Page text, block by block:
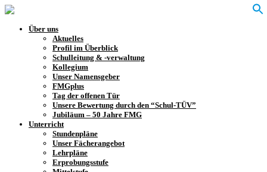
Über uns
Aktuelles
Profil im Überblick
Schulleitung & -verwaltung
Kollegium
Unser Namensgeber
FMGplus
Tag der offenen Tür
Unsere Bewertung durch den “Schul-TÜV”
Jubiläum – 50 Jahre FMG
Unterricht
Stundenpläne
Unser Fächerangebot
Lehrpläne
Erprobungsstufe